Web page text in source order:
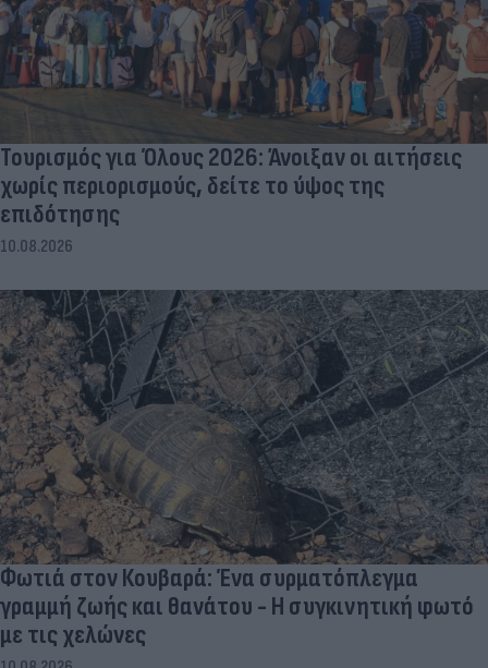
Τουρισμός για Όλους 2026: Άνοιξαν οι αιτήσεις
χωρίς περιορισμούς, δείτε το ύψος της
επιδότησης
10.08.2026
Φωτιά στον Κουβαρά: Ένα συρματόπλεγμα
γραμμή ζωής και θανάτου - Η συγκινητική φωτό
με τις χελώνες